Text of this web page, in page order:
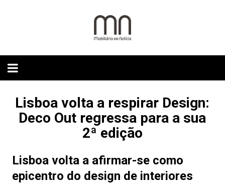
Lisboa volta a respirar Design:
Deco Out regressa para a sua
2ª edição
Lisboa volta a afirmar-se como
epicentro do design de interiores